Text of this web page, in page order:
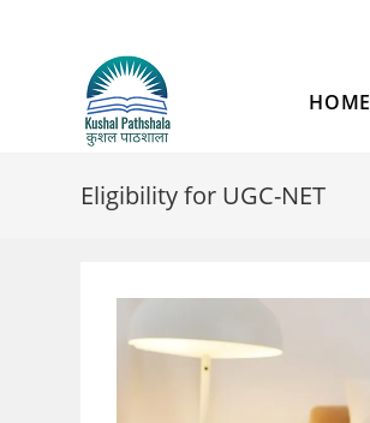
HOME
Eligibility for UGC-NET